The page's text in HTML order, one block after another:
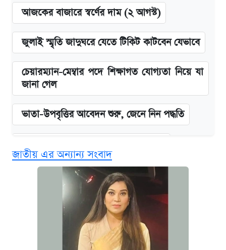
আজকের বাজারে স্বর্ণের দাম (২ আগস্ট)
জুলাই স্মৃতি জাদুঘরে যেতে টিকিট কাটবেন যেভাবে
চেয়ারম্যান-মেম্বার পদে শিক্ষাগত যোগ্যতা নিয়ে যা
জানা গেল
ভাতা-উপবৃত্তির আবেদন শুরু, জেনে নিন পদ্ধতি
‘গুলশানের চামেলি’ তে যৌনকর্মীর দালাল অ্যাডলফ
আজ শুক্রবার রাজধানীর যেসব মার্কেট-দোকানপাট
জাতীয় এর অন্যান্য সংবাদ